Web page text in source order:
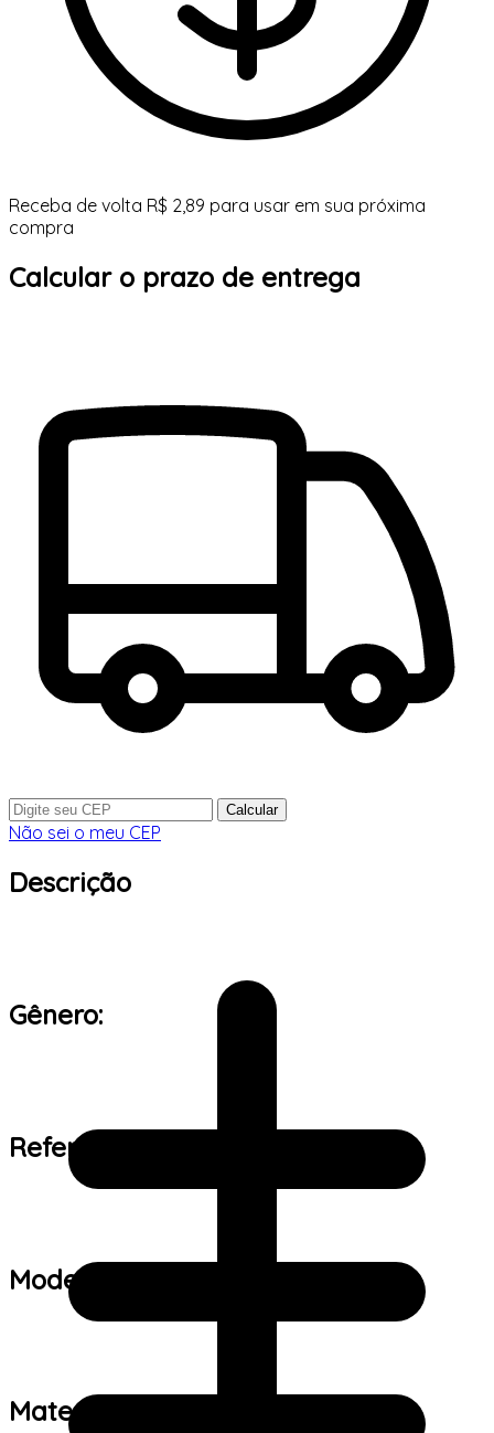
Receba de volta R$ 2,89 para usar em sua próxima
compra
Calcular o prazo de entrega
Calcular
Não sei o meu CEP
Descrição
Gênero:
Referência de tamanho:
Modelo:
Material: